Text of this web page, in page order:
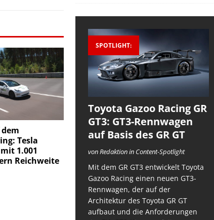
Tesla
1.001
Reichweite
SPOTLIGHT:
Toyota Gazoo Racing GR
GT3: GT3-Rennwagen
auf Basis des GR GT
von Redaktion in Content-Spotlight
Mit dem GR GT3 entwickelt Toyota
Gazoo Racing einen neuen GT3-
Rennwagen, der auf der
Architektur des Toyota GR GT
aufbaut und die Anforderungen